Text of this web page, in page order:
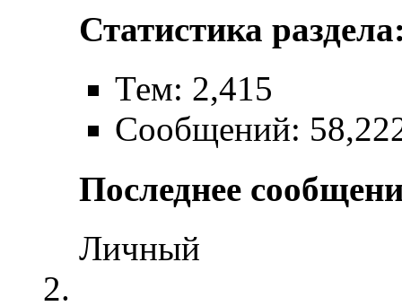
Статистика
Тем: 2,415
Сообщений:
Последнее
Личный